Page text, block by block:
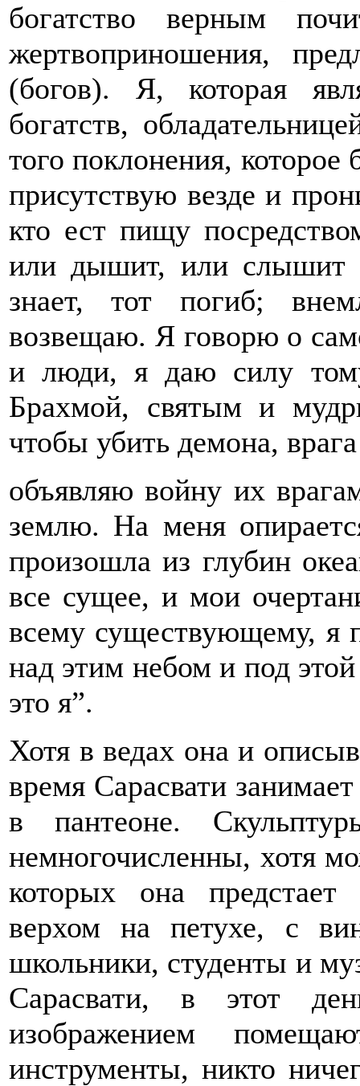
богатство верным
жертвоприношения,
(богов). Я, которая
богатств,
того поклонения, которое
присутствую везде и
кто ест пищу
или дышит, или слышит
знает, тот погиб;
возвещаю. Я говорю о
и люди, я даю силу
Брахмой, святым и
чтобы убить демона,
объявляю войну их
землю. На меня
произошла из глубин
все сущее, и мои
всему существующему, я
над этим небом и под
это я”.
Хотя в ведах она и
время Сарасвати
в пантеоне.
немногочисленны, хотя
которых она
верхом на петухе, с
школьники, студенты и
Сарасвати, в этот
изображением
инструменты, никто